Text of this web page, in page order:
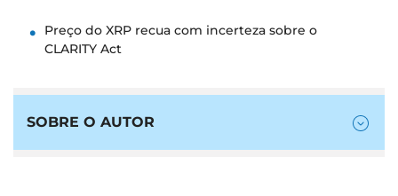
Preço do XRP recua com incerteza sobre o
CLARITY Act
SOBRE O AUTOR